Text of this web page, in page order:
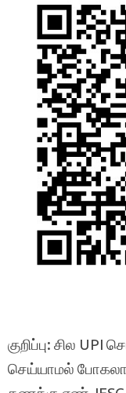
குறிப்பு: சில
செய்யாமல்